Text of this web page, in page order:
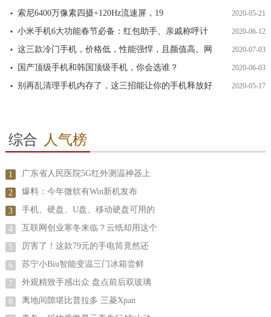
索尼6400万像素四摄+120Hz流速屏，19 2020-05-21
小米手机6大功能春节必备：红包助手、亲戚称呼计 2020-06-12
这三款冷门手机，价格低，性能强悍，且颜值高。网 2020-07-03
国产顶级手机和韩国顶级手机，你会选谁？ 2020-06-03
别再乱清理手机内存了，这三招能让你的手机释放好 2020-05-17
综合 人气榜
1 广东省人民医院5G红外测温神器上
2 爆料：今年微软有Win新机发布
3 手机、硬盘、U盘、移动硬盘可用的
4 互联网创业寒冬来临？云纸却用这个
5 厉害了！这款79元的手电筒竟然还
6 苏宁小Biu智能变温三门冰箱尝鲜
7 外观精致手感出众 盘点前后双玻璃
8 离地间隙堪比普拉多 三菱Xpan